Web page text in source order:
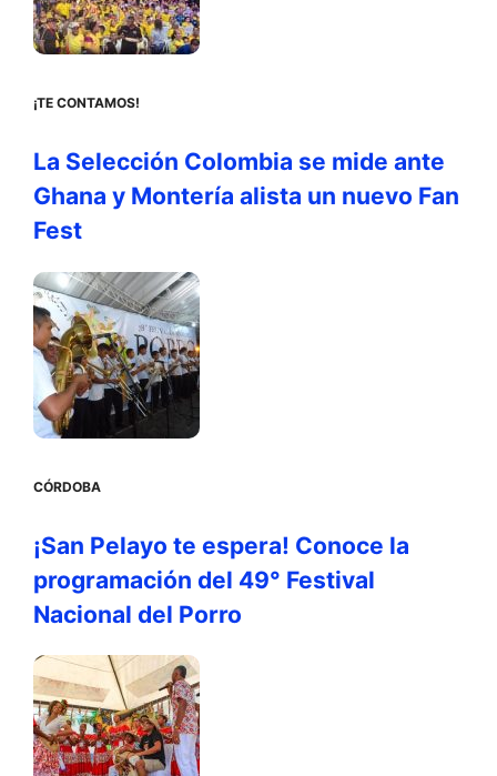
¡TE CONTAMOS!
La Selección Colombia se mide ante
Ghana y Montería alista un nuevo Fan
Fest
CÓRDOBA
¡San Pelayo te espera! Conoce la
programación del 49° Festival
Nacional del Porro